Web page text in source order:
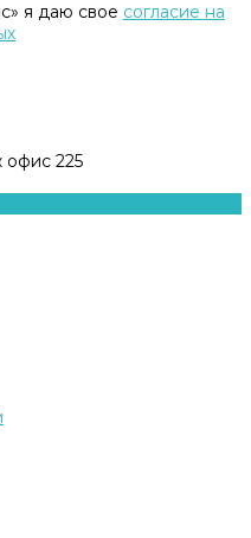
я даю свое согласие на
офис 225